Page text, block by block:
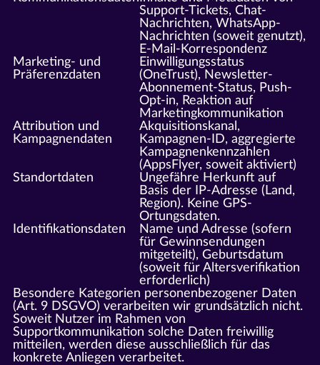
Support-Tickets, Chat-
Nachrichten, WhatsApp-
Nachrichten (soweit genutzt),
E-Mail-Korrespondenz
Marketing- und
Präferenzdaten
Einwilligungsstatus
(OneTrust), Newsletter-
Abonnement-Status, Push-
Opt-in, Reaktion auf
Marketingkommunikation
Attribution und
Kampagnendaten
Akquisitionskanal,
Kampagnen-ID, aggregierte
Kampagnenkennzahlen
(AppsFlyer, soweit aktiviert)
Standortdaten
Ungefähre Herkunft auf
Basis der IP-Adresse (Land,
Region). Keine GPS-
Ortungsdaten.
Identifikationsdaten
Name und Adresse (sofern
für Gewinnsendungen
mitgeteilt), Geburtsdatum
(soweit für Altersverifikation
erforderlich)
Besondere Kategorien personenbezogener Daten
(Art. 9 DSGVO) verarbeiten wir grundsätzlich nicht.
Soweit Nutzer im Rahmen von
Supportkommunikation solche Daten freiwillig
mitteilen, werden diese ausschließlich für das
konkrete Anliegen verarbeitet.